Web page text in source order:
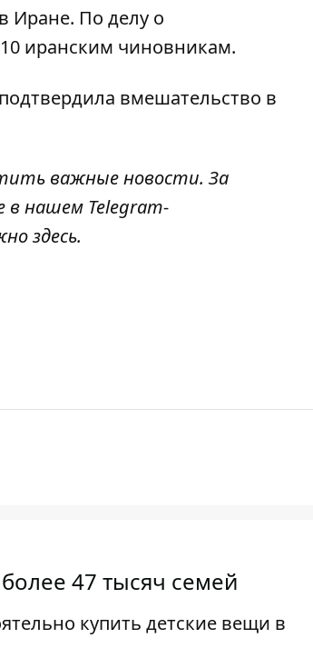
Иране. По делу о
иранским чиновникам.
вмешательство в
важные новости. За
в нашем Telegram-
здесь.
47 тысяч семей
купить детские вещи в